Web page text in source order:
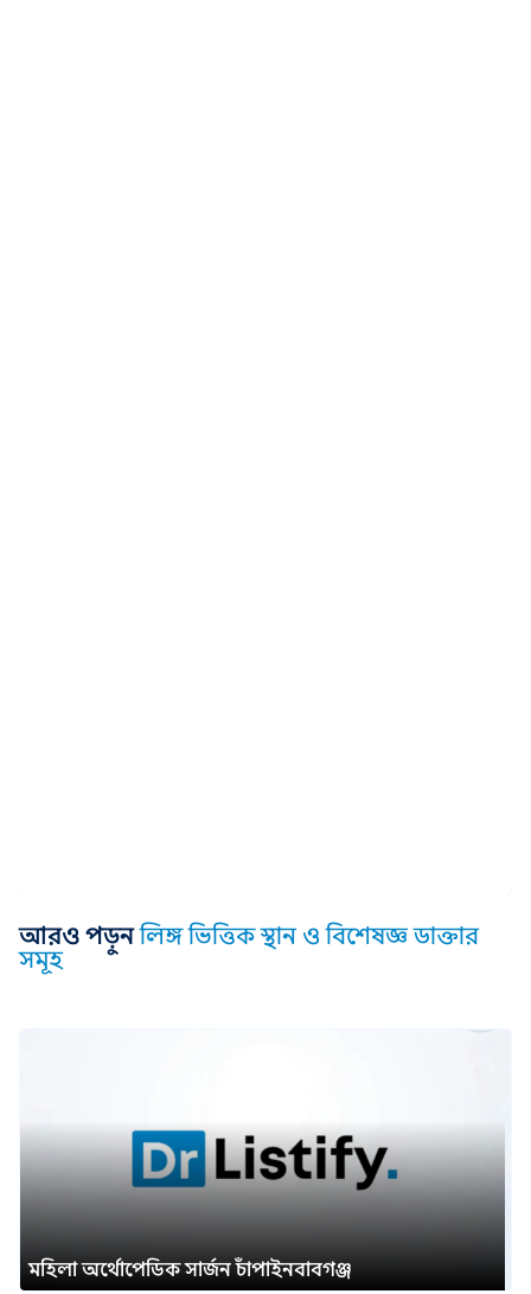
আরও পড়ুন লিঙ্গ ভিত্তিক স্থান ও বিশেষজ্ঞ ডাক্তার
সমূহ
মহিলা অর্থোপেডিক সার্জন চাঁপাইনবাবগঞ্জ